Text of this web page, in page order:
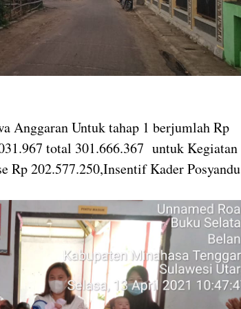
Anggaran Untuk tahap 1 berjumlah Rp
total 301.666.367 untuk Kegiatan
Rp 202.577.250,Insentif Kader Posyandu